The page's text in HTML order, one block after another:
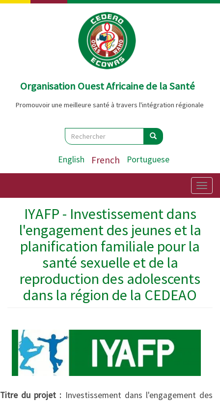
Aller
Organisation Ouest Africaine de la Santé
Promouvoir une meilleure santé à travers l'intégration régionale
Search
Rechercher Rechercher
English French Portuguese
IYAFP - Investissement dans
l'engagement des jeunes et la
planification familiale pour la
santé sexuelle et de la
reproduction des adolescents
dans la région de la CEDEAO
Titre du projet : Investissement dans l'engagement des